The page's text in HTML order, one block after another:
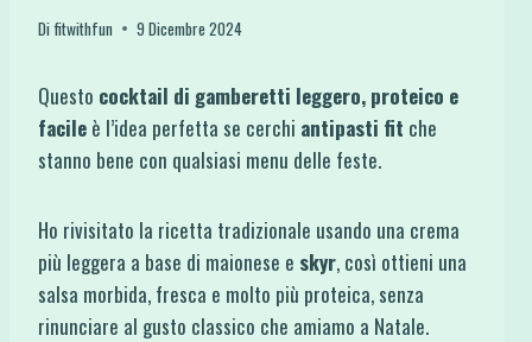
Difitwithfun 9 Dicembre 2024
Questo cocktail di gamberetti leggero, proteico e
facile è l’idea perfetta se cerchi antipasti fit che
stanno bene con qualsiasi menu delle feste.
Ho rivisitato la ricetta tradizionale usando una crema
più leggera a base di maionese e skyr, così ottieni una
salsa morbida, fresca e molto più proteica, senza
rinunciare al gusto classico che amiamo a Natale.